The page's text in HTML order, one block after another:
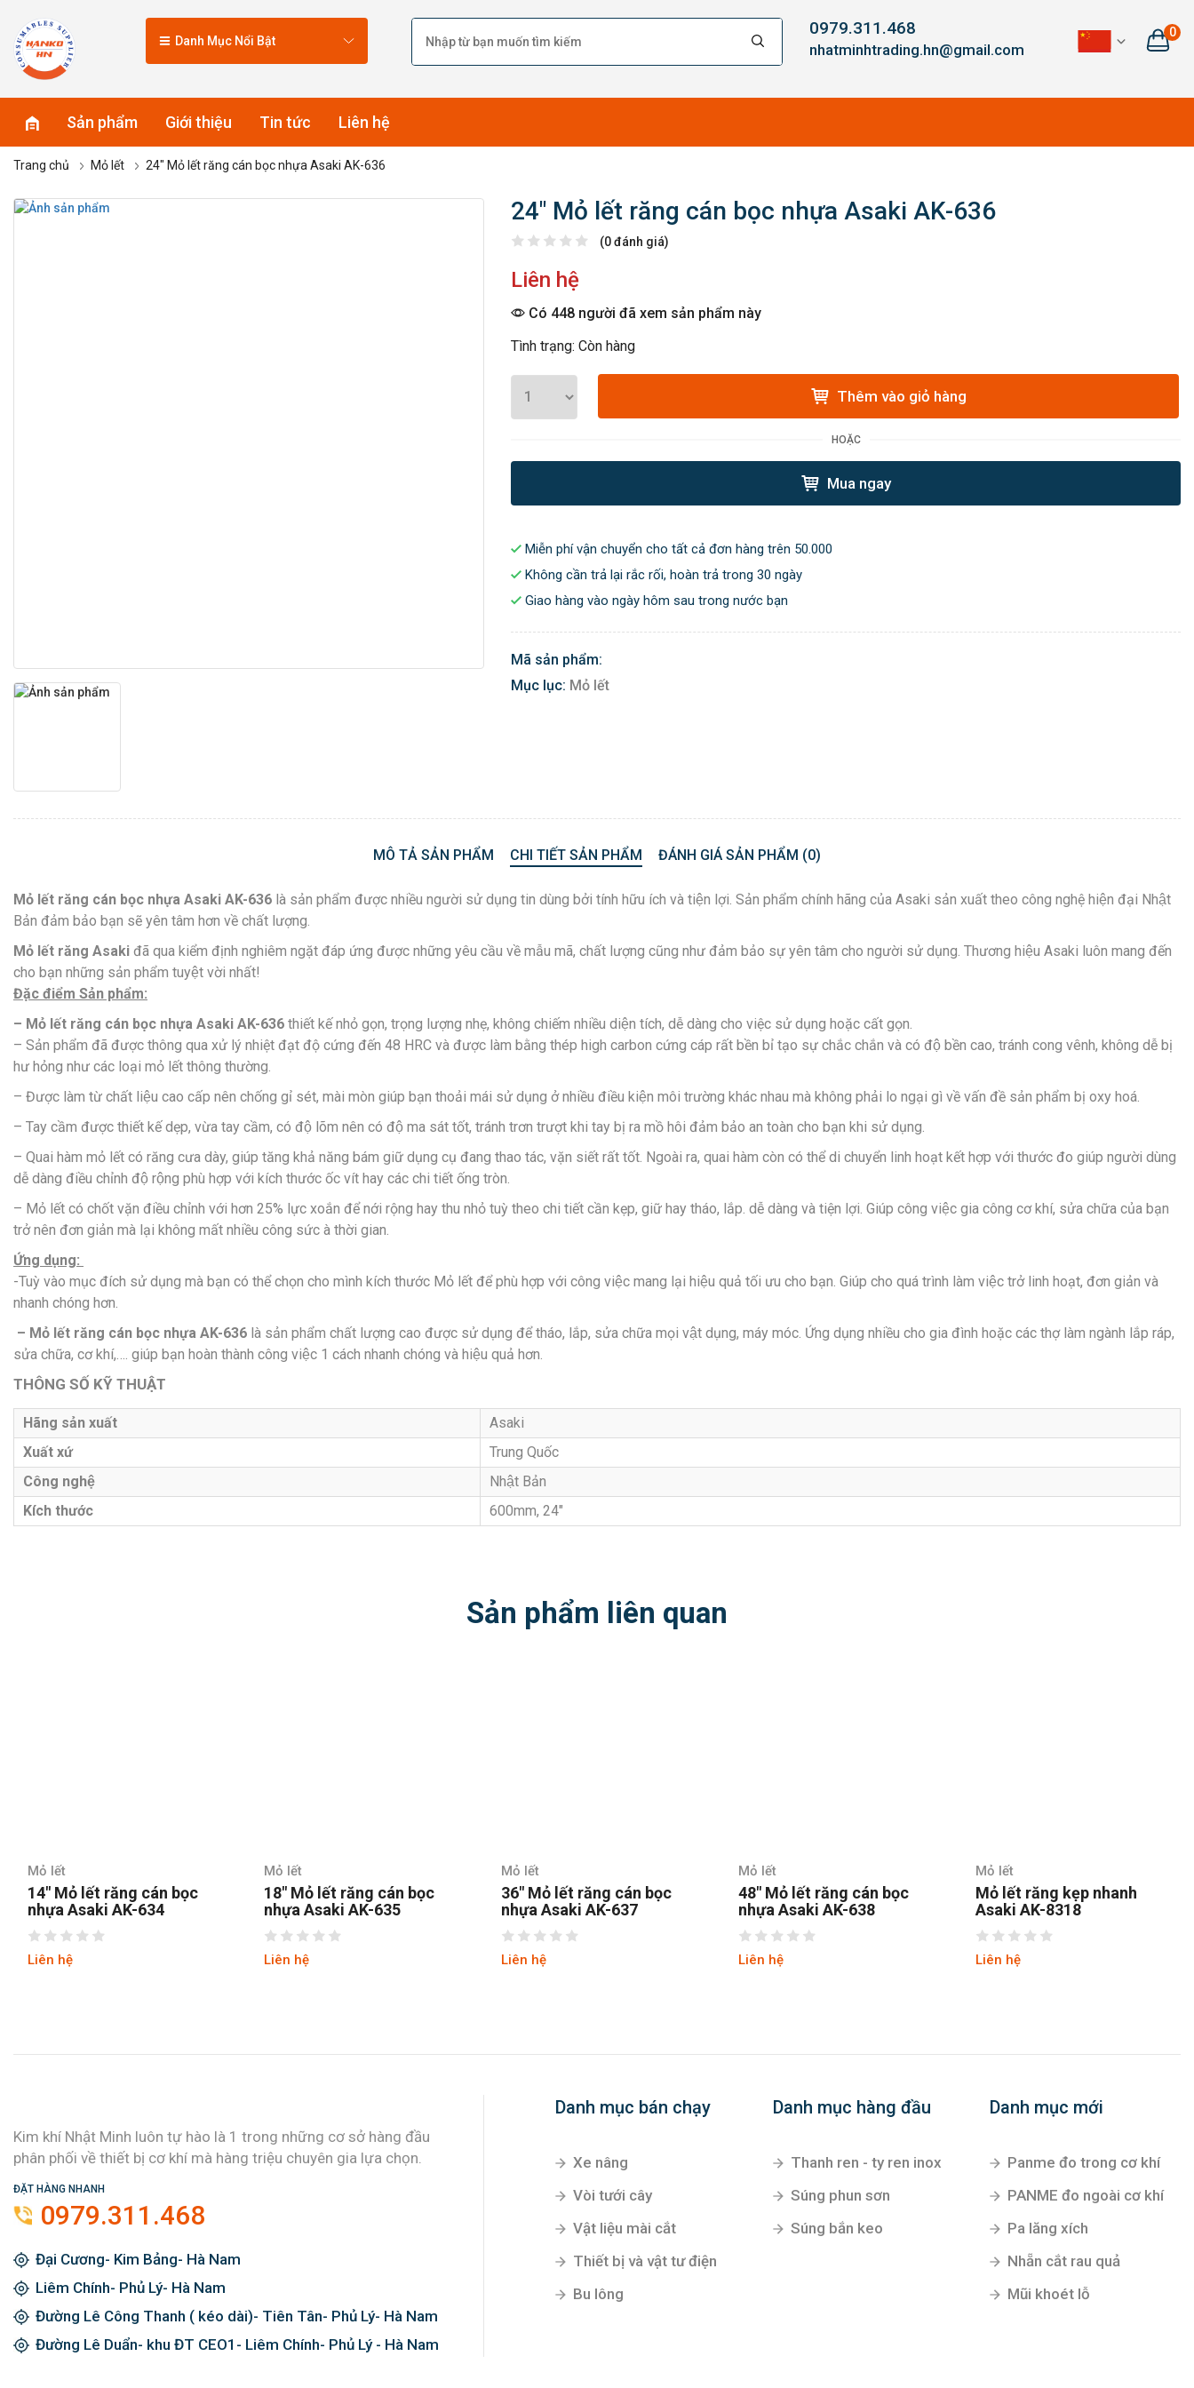
Danh Mục Nổi Bật
0979.311.468
nhatminhtrading.hn@gmail.com
0
Sản phẩm Giới thiệu Tin tức Liên hệ
Trang chủ Mỏ lết 24″ Mỏ lết răng cán bọc nhựa Asaki AK-636
24″ Mỏ lết răng cán bọc nhựa Asaki AK-636
(0 đánh giá)
Liên hệ
Có 448 người đã xem sản phẩm này
Tình trạng: Còn hàng
Thêm vào giỏ hàng
HOẶC
Mua ngay
Miễn phí vận chuyển cho tất cả đơn hàng trên 50.000
Không cần trả lại rắc rối, hoàn trả trong 30 ngày
Giao hàng vào ngày hôm sau trong nước bạn
Mã sản phẩm:
Mục lục: Mỏ lết
MÔ TẢ SẢN PHẨM CHI TIẾT SẢN PHẨM ĐÁNH GIÁ SẢN PHẨM (0)
Mỏ lết răng cán bọc nhựa Asaki AK-636 là sản phẩm được nhiều người sử dụng tin dùng bởi tính hữu ích và tiện lợi. Sản phẩm chính hãng của Asaki sản xuất theo công nghệ hiện đại Nhật
Bản đảm bảo bạn sẽ yên tâm hơn về chất lượng.
Mỏ lết răng Asaki đã qua kiểm định nghiêm ngặt đáp ứng được những yêu cầu về mẫu mã, chất lượng cũng như đảm bảo sự yên tâm cho người sử dụng. Thương hiệu Asaki luôn mang đến
cho bạn những sản phẩm tuyệt vời nhất!
Đặc điểm Sản phẩm:
– Mỏ lết răng cán bọc nhựa Asaki AK-636 thiết kế nhỏ gọn, trọng lượng nhẹ, không chiếm nhiều diện tích, dễ dàng cho việc sử dụng hoặc cất gọn.
– Sản phẩm đã được thông qua xử lý nhiệt đạt độ cứng đến 48 HRC và được làm bằng thép high carbon cứng cáp rất bền bỉ tạo sự chắc chắn và có độ bền cao, tránh cong vênh, không dễ bị
hư hỏng như các loại mỏ lết thông thường.
– Được làm từ chất liệu cao cấp nên chống gỉ sét, mài mòn giúp bạn thoải mái sử dụng ở nhiều điều kiện môi trường khác nhau mà không phải lo ngại gì về vấn đề sản phẩm bị oxy hoá.
– Tay cầm được thiết kế dẹp, vừa tay cầm, có độ lõm nên có độ ma sát tốt, tránh trơn trượt khi tay bị ra mồ hôi đảm bảo an toàn cho bạn khi sử dụng.
– Quai hàm mỏ lết có răng cưa dày, giúp tăng khả năng bám giữ dụng cụ đang thao tác, vặn siết rất tốt. Ngoài ra, quai hàm còn có thể di chuyển linh hoạt kết hợp với thước đo giúp người dùng
dễ dàng điều chỉnh độ rộng phù hợp với kích thước ốc vít hay các chi tiết ống tròn.
– Mỏ lết có chốt vặn điều chỉnh với hơn 25% lực xoắn để nới rộng hay thu nhỏ tuỳ theo chi tiết cần kẹp, giữ hay tháo, lắp. dễ dàng và tiện lợi. Giúp công việc gia công cơ khí, sửa chữa của bạn
trở nên đơn giản mà lại không mất nhiều công sức à thời gian.
Ứng dụng:
-Tuỳ vào mục đích sử dụng mà bạn có thể chọn cho mình kích thước Mỏ lết để phù hợp với công việc mang lại hiệu quả tối ưu cho bạn. Giúp cho quá trình làm việc trở linh hoạt, đơn giản và
nhanh chóng hơn.
– Mỏ lết răng cán bọc nhựa AK-636 là sản phẩm chất lượng cao được sử dụng để tháo, lắp, sửa chữa mọi vật dụng, máy móc. Ứng dụng nhiều cho gia đình hoặc các thợ làm ngành lắp ráp,
sửa chữa, cơ khí,…. giúp bạn hoàn thành công việc 1 cách nhanh chóng và hiệu quả hơn.
THÔNG SỐ KỸ THUẬT
Hãng sản xuất
Asaki
Xuất xứ
Trung Quốc
Công nghệ
Nhật Bản
Kích thước
600mm, 24″
Sản phẩm liên quan
Mỏ lết
14″ Mỏ lết răng cán bọc
nhựa Asaki AK-634
Liên hệ
Mỏ lết
18″ Mỏ lết răng cán bọc
nhựa Asaki AK-635
Liên hệ
Mỏ lết
36″ Mỏ lết răng cán bọc
nhựa Asaki AK-637
Liên hệ
Mỏ lết
48″ Mỏ lết răng cán bọc
nhựa Asaki AK-638
Liên hệ
Mỏ lết
Mỏ lết răng kẹp nhanh
Asaki AK-8318
Liên hệ
Kim khí Nhật Minh luôn tự hào là 1 trong những cơ sở hàng đầu
phân phối về thiết bị cơ khí mà hàng triệu chuyên gia lựa chọn.
ĐẶT HÀNG NHANH
0979.311.468
Đại Cương- Kim Bảng- Hà Nam
Liêm Chính- Phủ Lý- Hà Nam
Đường Lê Công Thanh ( kéo dài)- Tiên Tân- Phủ Lý- Hà Nam
Đường Lê Duẩn- khu ĐT CEO1- Liêm Chính- Phủ Lý - Hà Nam
Danh mục bán chạy
Xe nâng
Vòi tưới cây
Vật liệu mài cắt
Thiết bị và vật tư điện
Bu lông
Danh mục hàng đầu
Thanh ren - ty ren inox
Súng phun sơn
Súng bắn keo
Danh mục mới
Panme đo trong cơ khí
PANME đo ngoài cơ khí
Pa lăng xích
Nhẵn cắt rau quả
Mũi khoét lỗ